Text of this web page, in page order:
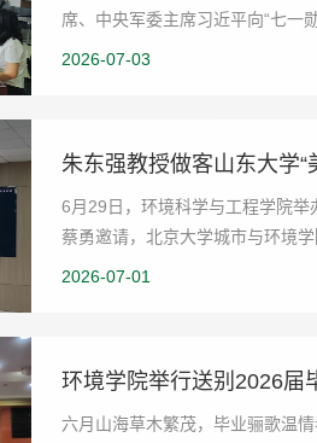
席、中央军委主席习近平向“七一
集中收看大会实...
2026-07-03
朱东强教授做客山东大学“
6月29日，环境科学与工程学院举
蔡勇邀请，北京大学城市与环境
题作主题报...
2026-07-01
环境学院举行送别2026届
六月山海草木繁茂，毕业骊歌温